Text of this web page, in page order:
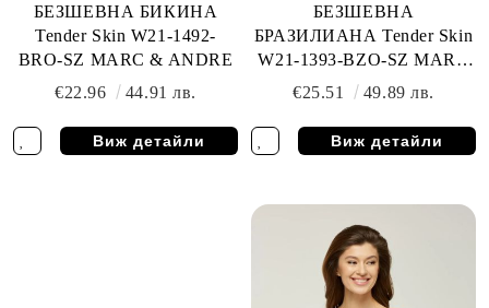
БЕЗШЕВНА БИКИНА
Tender Skin W21-1492-
BRO-SZ MARC & ANDRE
€22.96
44.91 лв.
Виж детайли
БЕЗШЕВНА
БРАЗИЛИАНА Tender Skin
W21-1393-BZO-SZ MARC
& ANDRE
€25.51 49.89 лв.
Виж детайли